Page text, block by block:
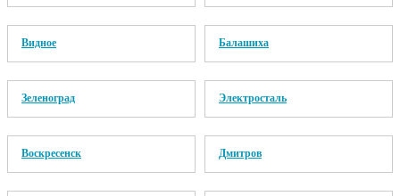
Видное Балашиха
Зеленоград Электросталь
Воскресенск Дмитров